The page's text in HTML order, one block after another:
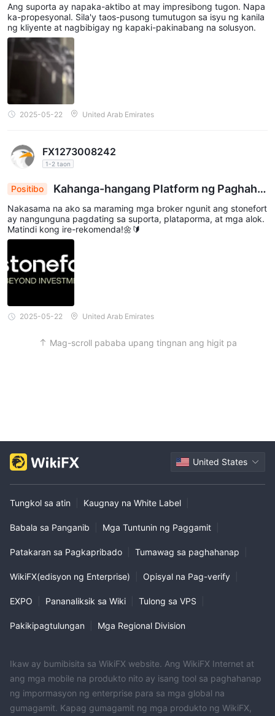
Ang suporta ay napaka-aktibo at may impresibong tugon. Napa
ka-propesyonal. Sila'y taos-pusong tumutugon sa isyu ng kanila
ng kliyente at nagbibigay ng kapaki-pakinabang na solusyon.
2025-05-22 United Arab Emirates
FX1273008242
1-2 taon
Positibo
Kahanga-hangang Platform ng Paghahal
al
Nakasama na ako sa maraming mga broker ngunit ang stonefort
ay nangunguna pagdating sa suporta, plataporma, at mga alok.
Matindi kong ire-rekomenda!🌼🔰
2025-05-22 United Arab Emirates
Mag-scroll pababa upang tingnan ang higit pa
United States
Tungkol sa atin Kaugnay na White Label
Babala sa Panganib Mga Tuntunin ng Paggamit
Patakaran sa Pagkapribado Tumawag sa paghahanap
WikiFX(edisyon ng Enterprise) Opisyal na Pag-verify
EXPO Pananaliksik sa Wiki Tulong sa VPS
Pakikipagtulungan Mga Regional Division
Ikaw ay bumibisita sa WikiFX website. Ang WikiFX Internet at
ang mga mobile na produkto nito ay isang tool sa paghahanap
ng impormasyon ng enterprise para sa mga global na
gumagamit. Kapag gumagamit ng mga produkto ng WikiFX,